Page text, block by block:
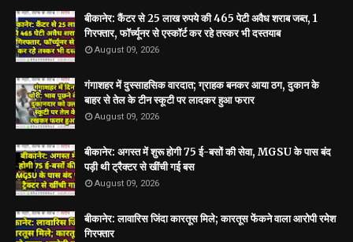
बीकानेर: कैंटर से 25 लाख रुपये की 465 पेटी अवैध शराब जब्त, 1
गिरफ्तार, फॉर्च्यूनर से एस्कॉर्ट कर रहे तस्कर भी दस्तयाब
August 09, 2026
गंगाशहर में दुस्साहसिक वारदात; ग्राहक बनकर आया ठग, दुकान के
बाहर से तेल के टीन स्कूटी पर लादकर हुआ फरार
August 09, 2026
बीकानेर: अगस्त में शुरू होगी 75 ई-बसों की सेवा, MGSU के पास बंद
पड़ी थी ट्रैक्टर से खींची गई बस
August 09, 2026
बीकानेर: लावारिस जिंदा कारतूस मिले; कारतूस फेंकने वाला आरोपी रमेश
गिरफ्तार